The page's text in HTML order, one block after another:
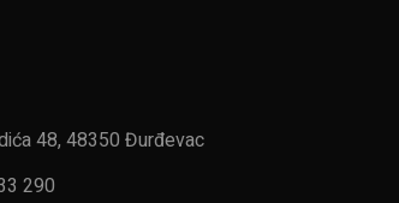
48, 48350 Đurđevac
290